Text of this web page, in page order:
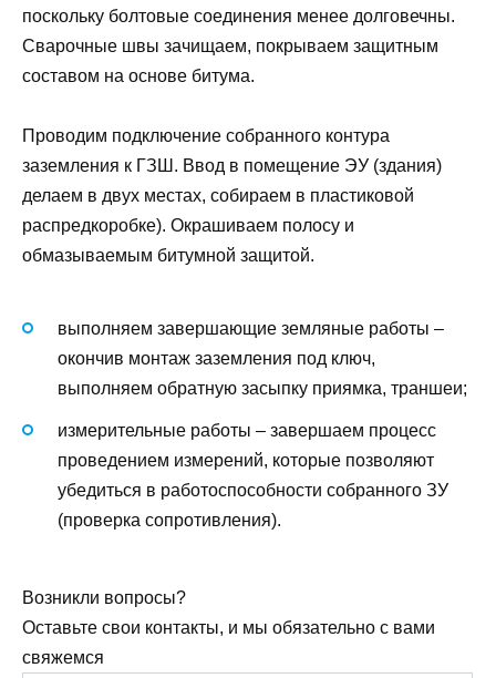
поскольку болтовые соединения менее долговечны.
Сварочные швы зачищаем, покрываем защитным
составом на основе битума.
Проводим подключение собранного контура
заземления к ГЗШ. Ввод в помещение ЭУ (здания)
делаем в двух местах, собираем в пластиковой
распредкоробке). Окрашиваем полосу и
обмазываемым битумной защитой.
выполняем завершающие земляные работы –
окончив монтаж заземления под ключ,
выполняем обратную засыпку приямка, траншеи;
измерительные работы – завершаем процесс
проведением измерений, которые позволяют
убедиться в работоспособности собранного ЗУ
(проверка сопротивления).
Возникли вопросы?
Оставьте свои контакты, и мы обязательно с вами
свяжемся